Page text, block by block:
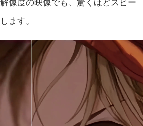
ます。